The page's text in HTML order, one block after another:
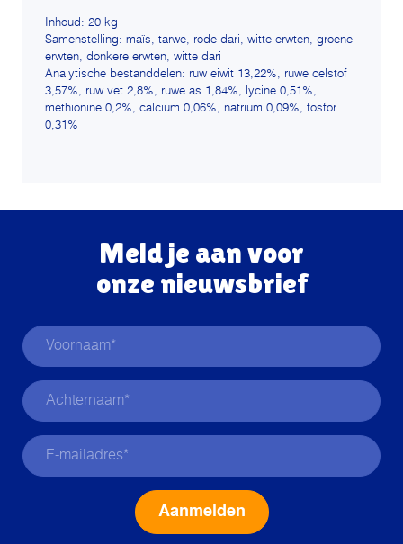
Inhoud: 20 kg
Samenstelling: maïs, tarwe, rode dari, witte erwten, groene
erwten, donkere erwten, witte dari
Analytische bestanddelen: ruw eiwit 13,22%, ruwe celstof
3,57%, ruw vet 2,8%, ruwe as 1,84%, lycine 0,51%,
methionine 0,2%, calcium 0,06%, natrium 0,09%, fosfor
0,31%
Meld je aan voor
onze nieuwsbrief